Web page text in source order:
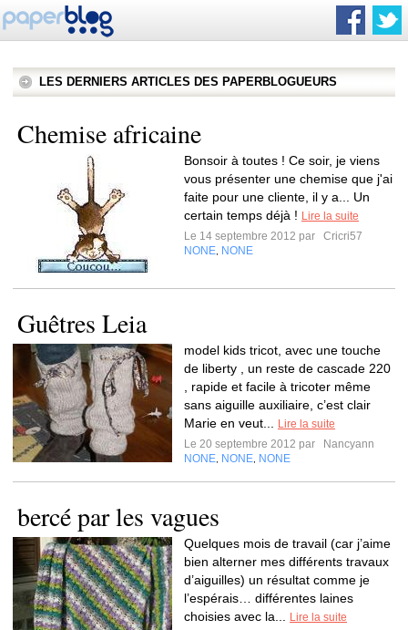
LES DERNIERS ARTICLES DES PAPERBLOGUEURS
Chemise africaine
Bonsoir à toutes ! Ce soir, je viens
vous présenter une chemise que j'ai
faite pour une cliente, il y a... Un
certain temps déjà ! Lire la suite
Le 14 septembre 2012 par
Cricri57
NONE NONE
Guêtres Leia
model kids tricot, avec une touche
de liberty , un reste de cascade 220
, rapide et facile à tricoter même
sans aiguille auxiliaire, c’est clair
Marie en veut...
Lire la suite
Le 20 septembre 2012 par
Nancyann
NONE NONE NONE
bercé par les vagues
Quelques mois de travail (car j’aime
bien alterner mes différents travaux
d’aiguilles) un résultat comme je
l’espérais… différentes laines
choisies avec la...
Lire la suite